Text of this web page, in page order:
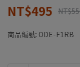
NT$495
商品編號: ODE-F1RB